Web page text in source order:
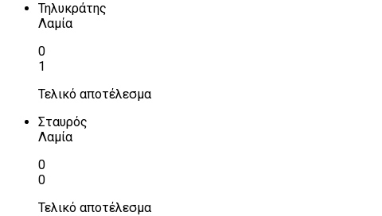
Τηλυκράτης
Λαμία
0
1
Τελικό αποτέλεσμα
Σταυρός
Λαμία
0
0
Τελικό αποτέλεσμα